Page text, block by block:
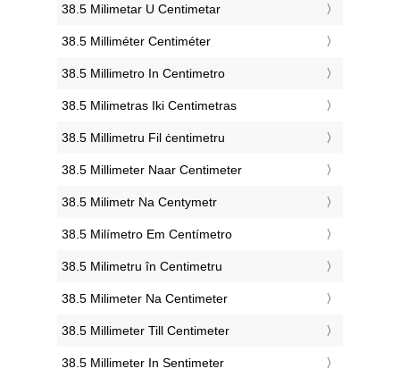
‎38.5 Milimetar U Centimetar
‎38.5 Milliméter Centiméter
‎38.5 Millimetro In Centimetro
‎38.5 Milimetras Iki Centimetras
‎38.5 Millimetru Fil ċentimetru
‎38.5 Millimeter Naar Centimeter
‎38.5 Milimetr Na Centymetr
‎38.5 Milímetro Em Centímetro
‎38.5 Milimetru în Centimetru
‎38.5 Milimeter Na Centimeter
‎38.5 Millimeter Till Centimeter
‎38.5 Millimeter In Sentimeter